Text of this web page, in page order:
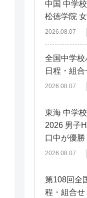
滋
岡
山
愛
九州エリ
鹿
熊
長
佐
滋
岡
山
愛
九州エリ
鹿
熊
長
佐
中国 中学
松徳学院
2026.08.07
全国中学
日程・組
2026.08.07
東海 中学
2026 男子
口中が優勝
2026.08.07
第108回全
程・組合せ